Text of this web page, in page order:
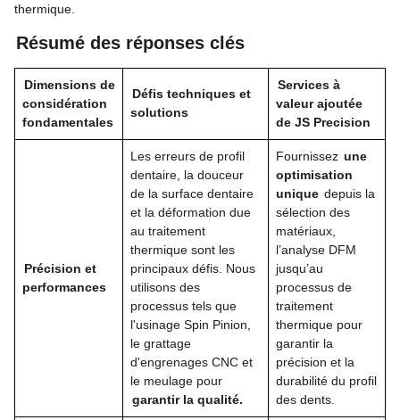
thermique.
Résumé des réponses clés
Dimensions de
considération
fondamentales
Défis techniques et
solutions
Services à
valeur ajoutée
de JS Precision
Précision et
performances
Les erreurs de profil
dentaire, la douceur
de la surface dentaire
et la déformation due
au traitement
thermique sont les
principaux défis. Nous
utilisons des
processus tels que
l'usinage Spin Pinion,
le grattage
d'engrenages CNC et
le meulage pour
garantir la qualité.
Fournissez une
optimisation
unique depuis la
sélection des
matériaux,
l’analyse DFM
jusqu’au
processus de
traitement
thermique pour
garantir la
précision et la
durabilité du profil
des dents.